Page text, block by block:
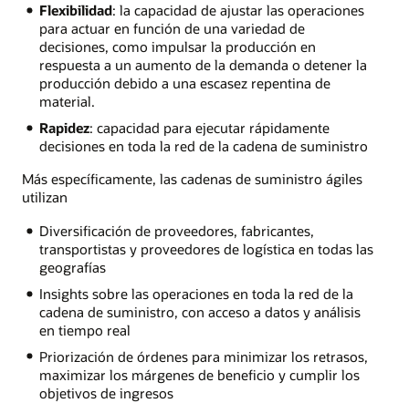
Flexibilidad: la capacidad de ajustar las operaciones
para actuar en función de una variedad de
decisiones, como impulsar la producción en
respuesta a un aumento de la demanda o detener la
producción debido a una escasez repentina de
material.
Rapidez: capacidad para ejecutar rápidamente
decisiones en toda la red de la cadena de suministro
Más específicamente, las cadenas de suministro ágiles
utilizan
Diversificación de proveedores, fabricantes,
transportistas y proveedores de logística en todas las
geografías
Insights sobre las operaciones en toda la red de la
cadena de suministro, con acceso a datos y análisis
en tiempo real
Priorización de órdenes para minimizar los retrasos,
maximizar los márgenes de beneficio y cumplir los
objetivos de ingresos